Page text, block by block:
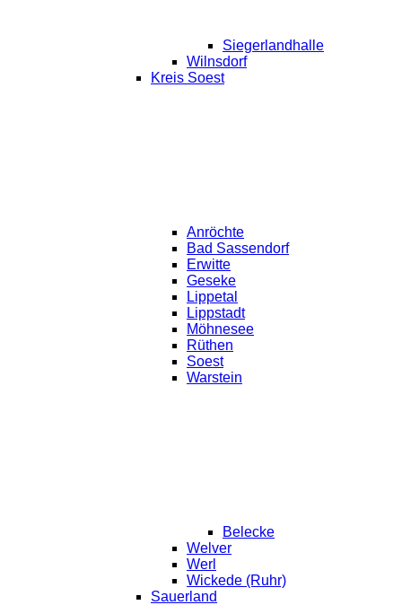
Siegerlandhalle
Wilnsdorf
Kreis Soest
Anröchte
Bad Sassendorf
Erwitte
Geseke
Lippetal
Lippstadt
Möhnesee
Rüthen
Soest
Warstein
Belecke
Welver
Werl
Wickede (Ruhr)
Sauerland